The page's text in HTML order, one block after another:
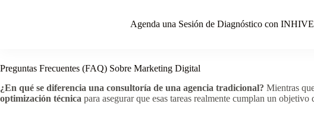
Agenda una Sesión de Diagnóstico con INHIVE
Preguntas Frecuentes (FAQ) Sobre Marketing Digital
¿En qué se diferencia una consultoría de una agencia tradicional? Mientras
optimización técnica para asegurar que esas tareas realmente cumplan un objetivo